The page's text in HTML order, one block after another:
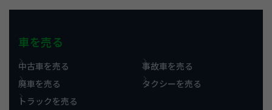
車を売る
中古車を売る
事故車を売る
廃車を売る
タクシーを売る
トラックを売る